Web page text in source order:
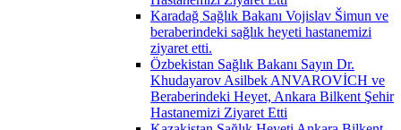
Karadağ Sağlık Bakanı Vojislav Šimun ve
beraberindeki sağlık heyeti hastanemizi
ziyaret etti.
Özbekistan Sağlık Bakanı Sayın Dr.
Khudayarov Asilbek ANVAROVİCH ve
Beraberindeki Heyet, Ankara Bilkent Şehir
Hastanemizi Ziyaret Etti